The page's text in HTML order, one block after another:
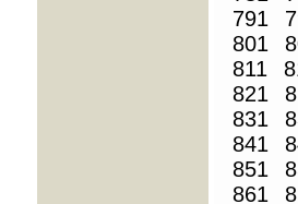
791
801
811
821
831
841
851
861